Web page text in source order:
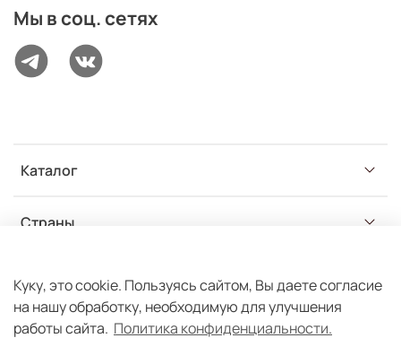
Каталог
Страны
Мы в соц. сетях
Куку, это cookie. Пользуясь сайтом, Вы даете согласие
на нашу обработку, необходимую для улучшения
работы сайта. Политика конфиденциальности.